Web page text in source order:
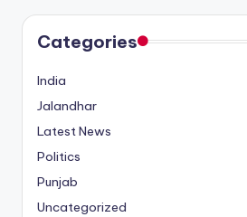
Categories
India
Jalandhar
Latest News
Politics
Punjab
Uncategorized